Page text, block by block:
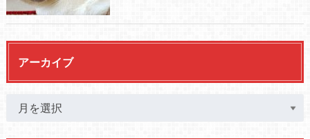
アーカイブ